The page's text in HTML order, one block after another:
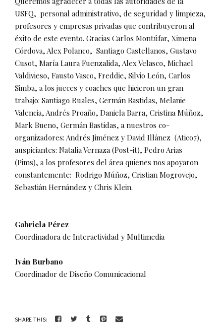
USFQ, personal administrativo, de seguridad y limpieza,
profesores y empresas privadas que contribuyeron al
éxito de este evento. Gracias Carlos Montúfar, Ximena
Córdova, Alex Polanco, Santiago Castellanos, Gustavo
Cusot, María Laura Fuenzalida, Alex Velasco, Michael
Valdivieso, Fausto Vasco, Freddie, Silvio León, Carlos
Simba, a los jueces y coaches que hicieron un gran
trabajo: Santiago Ruales, Germán Bastidas, Melanie
Valencia, Andrés Proaño, Daniela Barra, Cristina Múñoz,
Mark Bueno, Germán Bastidas, a nuestros co-
organizadores: Andrés Jiménez y David Illánez (Atico7),
auspiciantes: Natalia Vernaza (Post-it), Pedro Arias
(Pims), a los profesores del área quienes nos apoyaron
constantemente: Rodrigo Múñoz, Cristian Mogrovejo,
Sebastián Hernández y Chris Klein.
Gabriela Pérez
Coordinadora de Interactividad y Multimedia
Iván Burbano
Coordinador de Diseño Comunicacional
SHARE THIS: